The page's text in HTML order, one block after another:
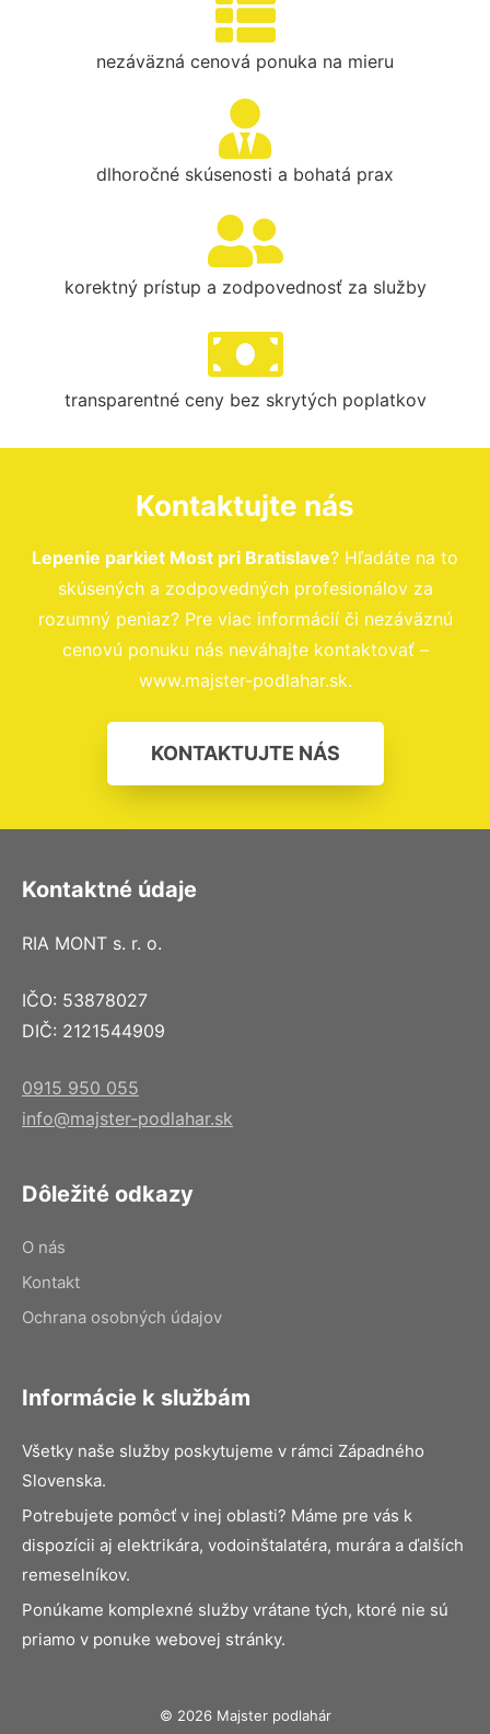
nezáväzná cenová ponuka na mieru
dlhoročné skúsenosti a bohatá prax
korektný prístup a zodpovednosť za služby
transparentné ceny bez skrytých poplatkov
Kontaktujte nás
Lepenie parkiet Most pri Bratislave? Hľadáte na to
skúsených a zodpovedných profesionálov za
rozumný peniaz? Pre viac informácií či nezáväznú
cenovú ponuku nás neváhajte kontaktovať –
www.majster-podlahar.sk.
KONTAKTUJTE NÁS
Kontaktné údaje
RIA MONT s. r. o.
IČO: 53878027
DIČ: 2121544909
0915 950 055
info@majster-podlahar.sk
Dôležité odkazy
O nás
Kontakt
Ochrana osobných údajov
Informácie k službám
Všetky naše služby poskytujeme v rámci Západného
Slovenska.
Potrebujete pomôcť v inej oblasti? Máme pre vás k
dispozícii aj elektrikára, vodoinštalatéra, murára a ďalších
remeselníkov.
Ponúkame komplexné služby vrátane tých, ktoré nie sú
priamo v ponuke webovej stránky.
© 2026 Majster podlahár